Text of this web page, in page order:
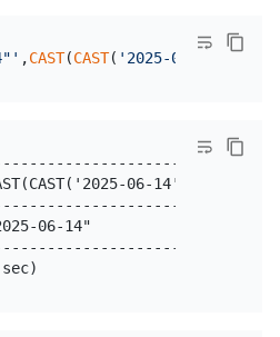
,CAST(CAST( '2025-06-14' AS
06-14' AS date)
"2025-06-14"